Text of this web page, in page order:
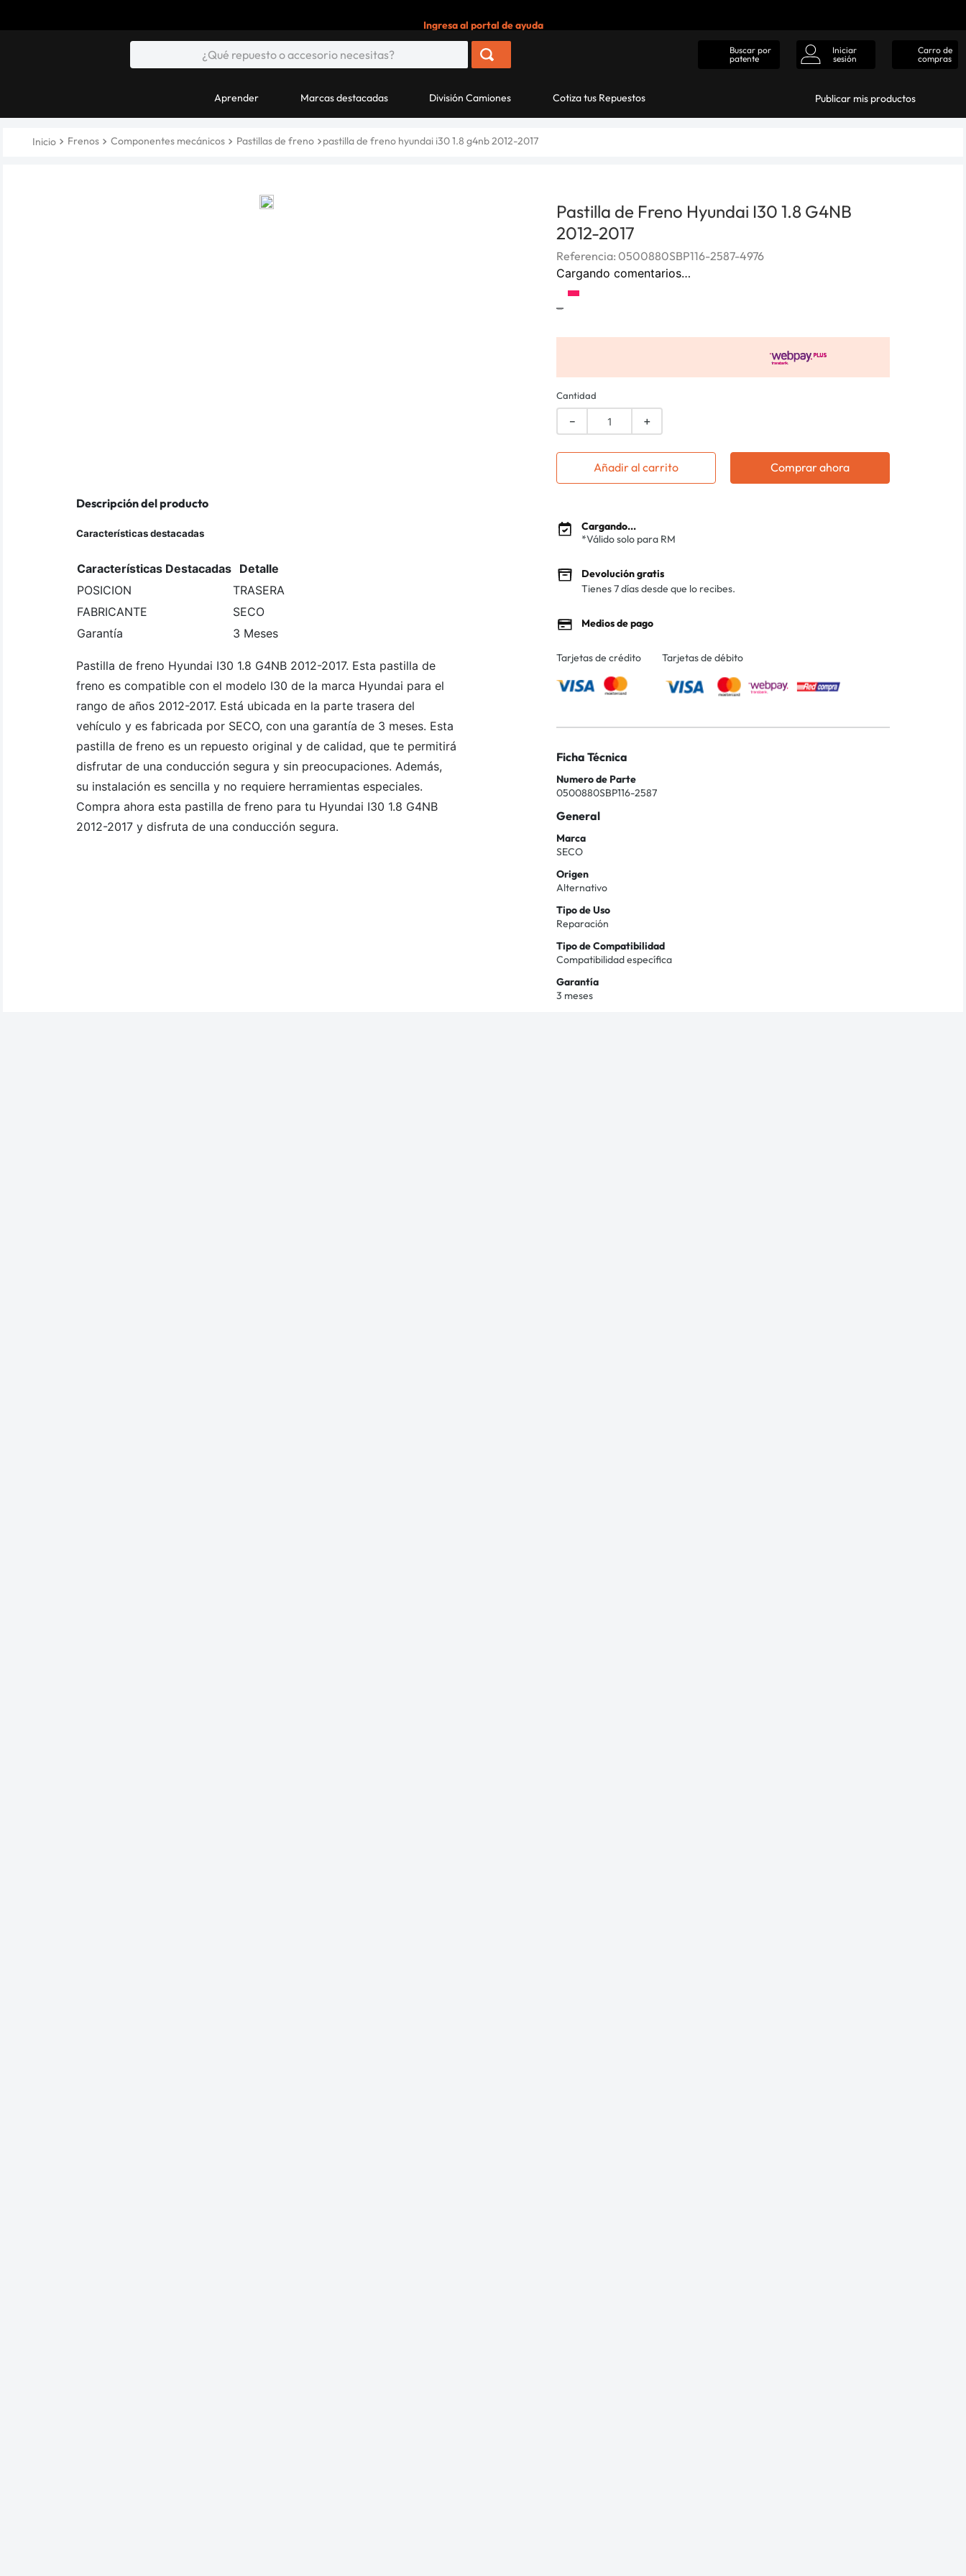
Ingresa al portal de ayuda
Buscar por
patente
Iniciar
sesión
Carro de
compras
Aprender Marcas destacadas División Camiones Cotiza tus Repuestos Publicar mis productos
Frenos Componentes mecánicos Pastillas de freno pastilla de freno hyundai i30 1.8 g4nb 2012-2017
Descripción del producto
Características destacadas
Características Destacadas Detalle
POSICION
TRASERA
FABRICANTE
SECO
Garantía
3 Meses
Pastilla de freno Hyundai I30 1.8 G4NB 2012-2017. Esta pastilla de
freno es compatible con el modelo I30 de la marca Hyundai para el
rango de años 2012-2017. Está ubicada en la parte trasera del
vehículo y es fabricada por SECO, con una garantía de 3 meses. Esta
pastilla de freno es un repuesto original y de calidad, que te permitirá
disfrutar de una conducción segura y sin preocupaciones. Además,
su instalación es sencilla y no requiere herramientas especiales.
Compra ahora esta pastilla de freno para tu Hyundai I30 1.8 G4NB
2012-2017 y disfruta de una conducción segura.
Pastilla de Freno Hyundai I30 1.8 G4NB
2012-2017
Referencia: 0500880SBP116-2587-4976
Cargando comentarios…
-
Cantidad
＋
－
Añadir al carrito Comprar ahora
Cargando...
*Válido solo para RM
Devolución gratis
Tienes 7 días desde que lo recibes.
Medios de pago
Tarjetas de crédito Tarjetas de débito
Ficha Técnica
Numero de Parte
0500880SBP116-2587
General
Marca
SECO
Origen
Alternativo
Tipo de Uso
Reparación
Tipo de Compatibilidad
Compatibilidad específica
Garantía
3 meses